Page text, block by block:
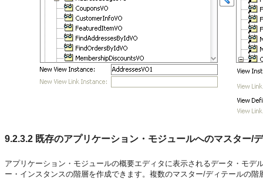
9.2.3.2 既存のアプリケーション・モジュールへのマスター/
アプリケーション・モジュールの概要エディタに表示されるデータ・モ
ー・インスタンスの階層を作成できます。複数のマスター/ディテールの